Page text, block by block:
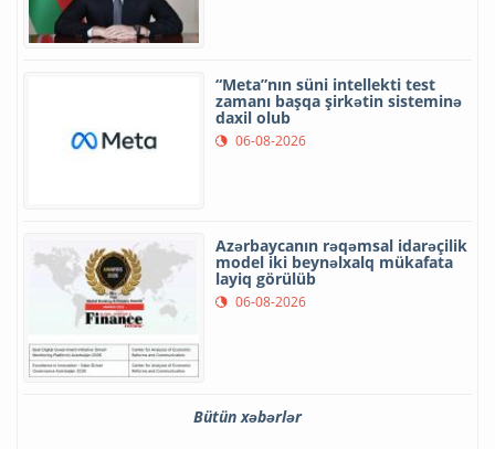
“Meta”nın süni intellekti test
zamanı başqa şirkətin sisteminə
daxil olub
06-08-2026
Azərbaycanın rəqəmsal idarəçilik
model iki beynəlxalq mükafata
layiq görülüb
06-08-2026
Bütün xəbərlər